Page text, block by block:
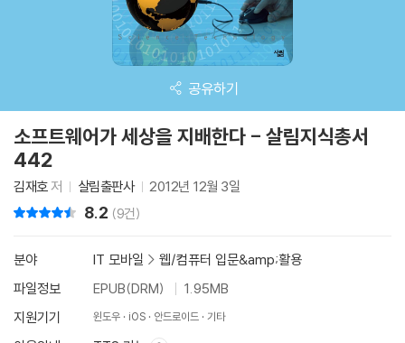
공유하기
소프트웨어가 세상을 지배한다 - 살림지식총서
442
김재호저 살림출판사 2012년 12월 3일
8.2 (9건)
분야 IT 모바일 > 웹/컴퓨터 입문&amp;활용
파일정보
EPUB(DRM)
1.95MB
지원기기
윈도우 iOS 안드로이드 기타